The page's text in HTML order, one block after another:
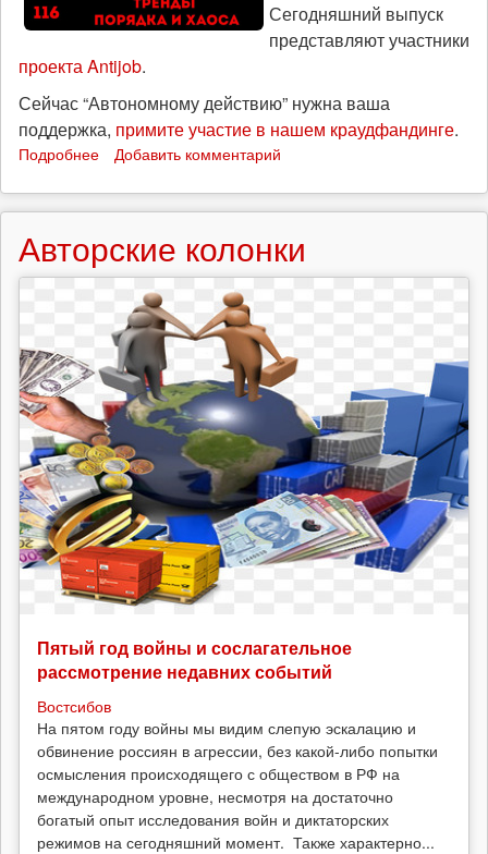
Сегодняшний выпуск
представляют участники
проекта Antijob.
Сейчас “Автономному действию” нужна ваша
поддержка, примите участие в нашем краудфандинге.
Подробнее
и
«Таджики»:
«Тренды
порядка
и
хаоса»,
эпизод
116
Добавить комментарий
Авторские колонки
Пятый год войны и сослагательное
рассмотрение недавних событий
Востсибов
На пятом году войны мы видим слепую эскалацию и
обвинение россиян в агрессии, без какой-либо попытки
осмысления происходящего с обществом в РФ на
международном уровне, несмотря на достаточно
богатый опыт исследования войн и диктаторских
режимов на сегодняшний момент. Также характерно...